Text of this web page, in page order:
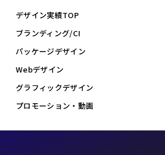
デザイン実績TOP
ブランディング/CI
パッケージデザイン
Webデザイン
グラフィックデザイン
プロモーション・動画